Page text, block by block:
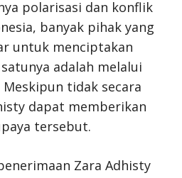
polarisasi dan konflik
banyak pihak yang
untuk menciptakan
adalah melalui
tidak secara
dapat memberikan
tersebut.
Zara Adhisty